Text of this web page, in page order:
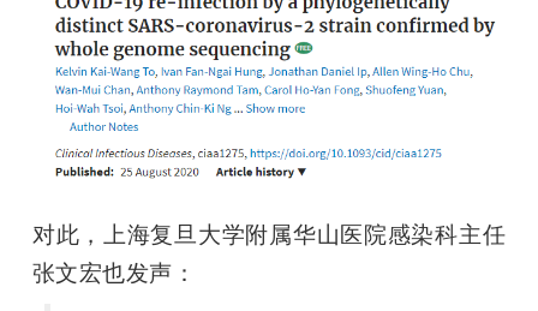
GAIR
专
题
爱
对此，上海复旦大学附属华山医院感染科主任
张文宏也发声：